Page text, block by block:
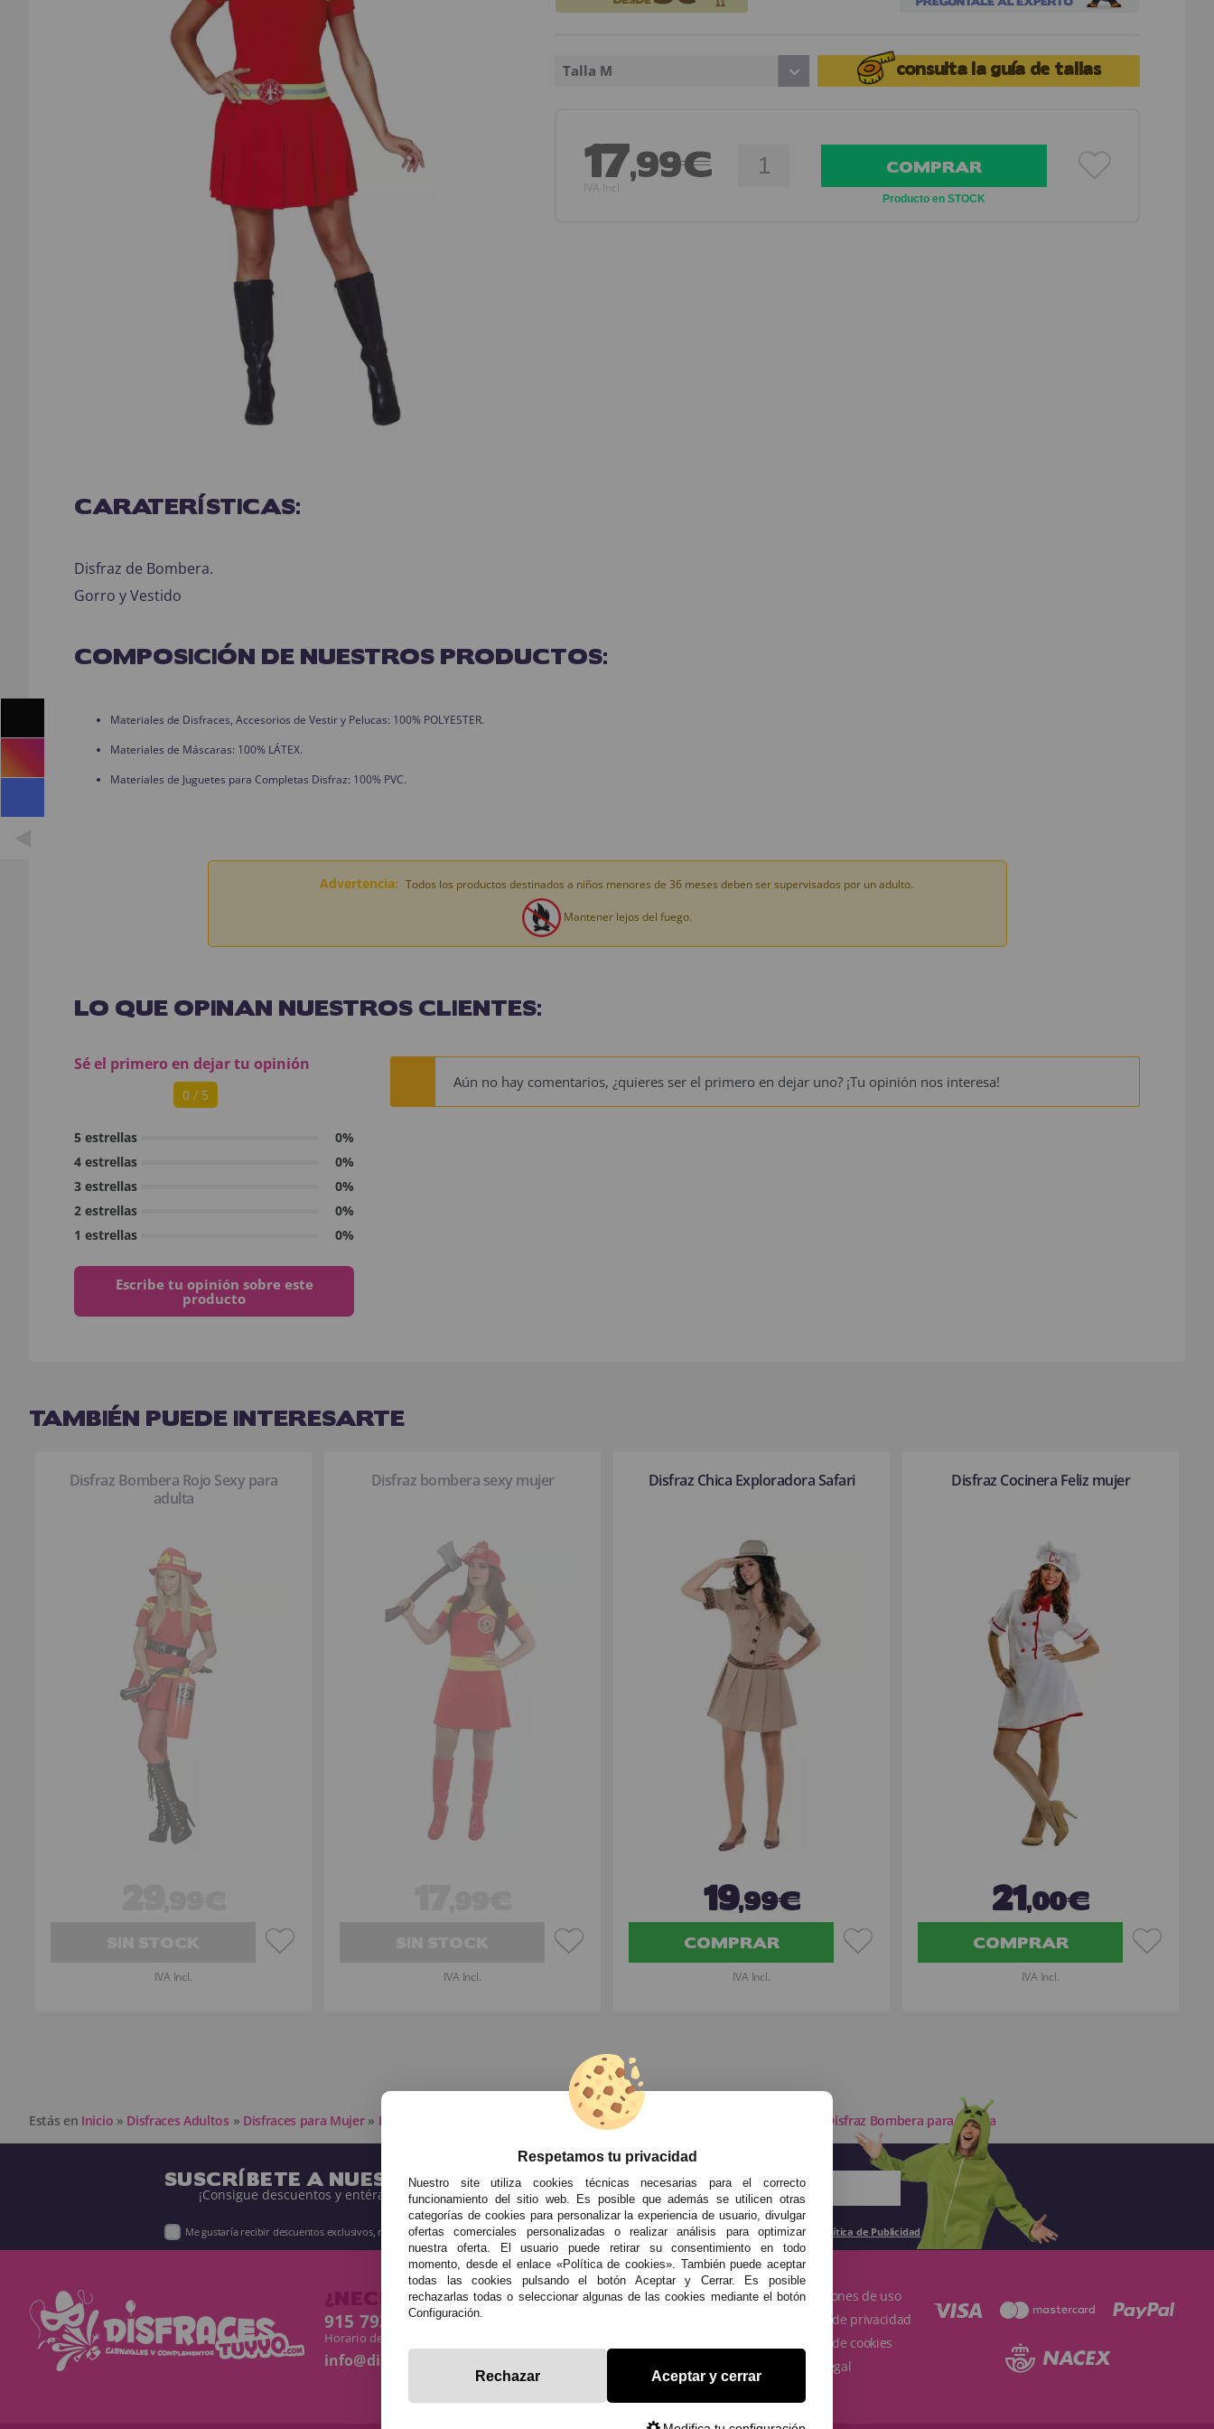
Talla M consulta la guía de tallas
17,99€
IVA Incl.
COMPRAR
Producto en STOCK
CARATERÍSTICAS:
Disfraz de Bombera.
Gorro y Vestido
COMPOSICIÓN DE NUESTROS PRODUCTOS:
Materiales de Disfraces, Accesorios de Vestir y Pelucas: 100% POLYESTER.
Materiales de Máscaras: 100% LÁTEX.
Materiales de Juguetes para Completas Disfraz: 100% PVC.
Advertencia: Todos los productos destinados a niños menores de 36 meses deben ser supervisados por un adulto.
Mantener lejos del fuego.
LO QUE OPINAN NUESTROS CLIENTES:
Sé el primero en dejar tu opinión
0 / 5
5 estrellas
0%
4 estrellas
0%
3 estrellas
0%
2 estrellas
0%
1 estrellas
0%
Escribe tu opinión sobre este
producto
Aún no hay comentarios, ¿quieres ser el primero en dejar uno? ¡Tu opinión nos interesa!
TAMBIÉN PUEDE INTERESARTE
Disfraz Bombera Rojo Sexy para
adulta
IVA Incl.
Disfraz bombera sexy mujer
IVA Incl.
Disfraz Chica Exploradora Safari
19,99€
COMPRAR
IVA Incl.
Disfraz Cocinera Feliz mujer
21,00€
COMPRAR
IVA Incl.
Estás en Inicio » Disfraces Adultos » Disfraces para Mujer » Disfraces de Profesiones para Mujer » Otros disfraces de Oficios de Mujer Disfraz Bombera para Adulta
SUSCRÍBETE A NUESTRA NEWSLETTER
¡Consigue descuentos y entérate de todo antes que nadie!
Me gustaría recibir descuentos exclusivos, novedades y tendencias por e-mail. Puedo darme de baja cuando quiera según lo recogido en la Política de Publicidad .
¿NECESITAS AYUDA?
915 793 695
Horario de Lunes a Sábados de 10 a 14h y de 17 a 20h
info@disfracestuyyo.com
· Quiénes somos
· Condiciones de uso
· Política de privacidad
· Política de cookies
· Aviso Legal
Respetamos tu privacidad
Nuestro site utiliza cookies técnicas necesarias para el correcto
funcionamiento del sitio web. Es posible que además se utilicen otras
categorías de cookies para personalizar la experiencia de usuario, divulgar
ofertas comerciales personalizadas o realizar análisis para optimizar
nuestra oferta. El usuario puede retirar su consentimiento en todo
momento, desde el enlace «Política de cookies». También puede aceptar
todas las cookies pulsando el botón Aceptar y Cerrar. Es posible
rechazarlas todas o seleccionar algunas de las cookies mediante el botón
Configuración.
Rechazar Aceptar y cerrar